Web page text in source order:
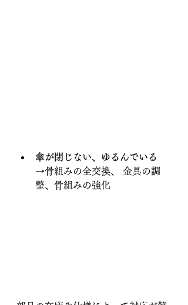
傘が閉じない、ゆるんでいる
→骨組みの全交換、 金具の調
整、骨組みの強化